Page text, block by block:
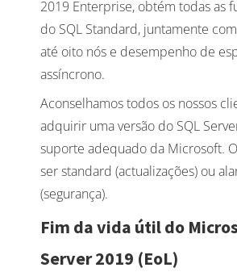
2019 Enterprise, obtém todas as
do SQL Standard, juntamente
até oito nós e desempenho de
assíncrono.
Aconselhamos todos os nossos
adquirir uma versão do SQL
suporte adequado da Microsoft.
ser standard (actualizações) ou
(segurança).
Fim da vida útil do
Server 2019 (EoL)